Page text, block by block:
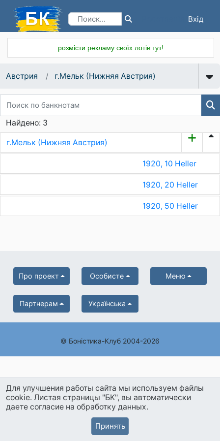
Вхід
розмісти рекламу своїх лотів тут!
Австрия г.Мельк (Нижняя Австрия)
Найдено: 3
г.Мельк (Нижняя Австрия)
1920, 10 Heller
1920, 20 Heller
1920, 50 Heller
Про проект Особисте Меню
Партнерам Українська
© Боністика-Клуб 2004-2026
Для улучшения работы сайта мы используем файлы
cookie. Листая страницы "БК", вы автоматически
даете согласие на обработку данных.
Принять